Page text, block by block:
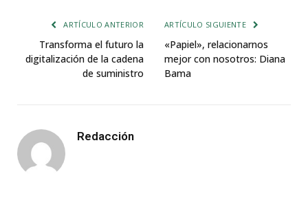
ARTÍCULO ANTERIOR
Transforma el futuro la
digitalización de la cadena
de suministro
ARTÍCULO SIGUIENTE
«Papiel», relacionarnos
mejor con nosotros: Diana
Bama
Redacción